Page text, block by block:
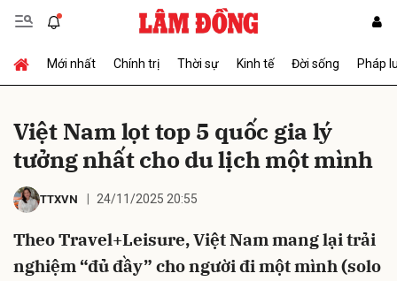
Mới nhất Chính trị Thời sự Kinh tế Đời sống Pháp
Việt Nam lọt top 5 quốc gia lý
tưởng nhất cho du lịch một mình
TTXVN 24/11/2025 20:55
Theo Travel+Leisure, Việt Nam mang lại trải
nghiệm “đủ đầy” cho người đi một mình (solo
Gửi bình luận
Hủy Gửi